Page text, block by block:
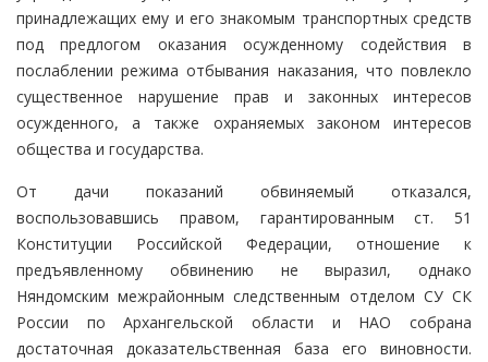
принадлежащих ему и его знакомым транспортных средств
под предлогом оказания осужденному содействия в
послаблении режима отбывания наказания, что повлекло
существенное нарушение прав и законных интересов
осужденного, а также охраняемых законом интересов
общества и государства.
От дачи показаний обвиняемый отказался,
воспользовавшись правом, гарантированным ст. 51
Конституции Российской Федерации, отношение к
предъявленному обвинению не выразил, однако
Няндомским межрайонным следственным отделом СУ СК
России по Архангельской области и НАО собрана
достаточная доказательственная база его виновности.